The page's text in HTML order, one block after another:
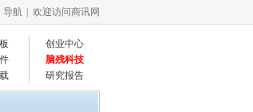
导航 | 欢迎访问商讯网
创业中心
脑残科技
研究报告